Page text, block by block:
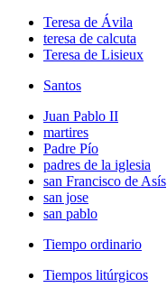
Teresa de Ávila
teresa de calcuta
Teresa de Lisieux
Santos
Juan Pablo II
martires
Padre Pío
padres de la iglesia
san Francisco de Asís
san jose
san pablo
Tiempo ordinario
Tiempos litúrgicos